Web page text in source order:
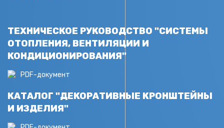
ТЕХНИЧЕСКОЕ РУКОВОДСТВО "СИСТЕМЫ
ОТОПЛЕНИЯ, ВЕНТИЛЯЦИИ И
КОНДИЦИОНИРОВАНИЯ"
PDF-документ
КАТАЛОГ "ДЕКОРАТИВНЫЕ КРОНШТЕЙНЫ
И ИЗДЕЛИЯ"